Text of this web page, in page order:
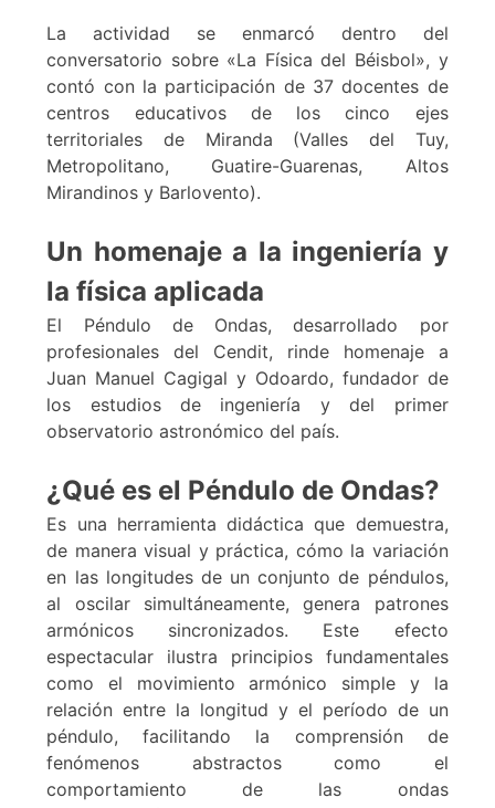
La actividad se enmarcó dentro del
conversatorio sobre «La Física del Béisbol», y
contó con la participación de 37 docentes de
centros educativos de los cinco ejes
territoriales de Miranda (Valles del Tuy,
Metropolitano, Guatire-Guarenas, Altos
Mirandinos y Barlovento).
Un homenaje a la ingeniería y
la física aplicada
El Péndulo de Ondas, desarrollado por
profesionales del Cendit, rinde homenaje a
Juan Manuel Cagigal y Odoardo, fundador de
los estudios de ingeniería y del primer
observatorio astronómico del país.
¿Qué es el Péndulo de Ondas?
Es una herramienta didáctica que demuestra,
de manera visual y práctica, cómo la variación
en las longitudes de un conjunto de péndulos,
al oscilar simultáneamente, genera patrones
armónicos sincronizados. Este efecto
espectacular ilustra principios fundamentales
como el movimiento armónico simple y la
relación entre la longitud y el período de un
péndulo, facilitando la comprensión de
fenómenos abstractos como el
comportamiento de las ondas